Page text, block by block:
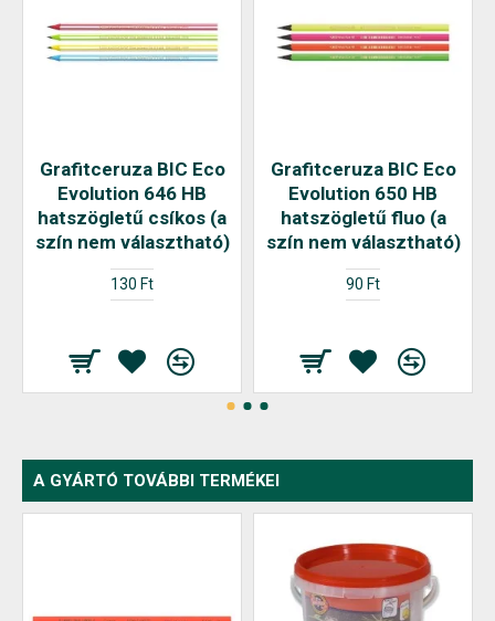
Grafitceruza BIC Eco
Evolution 646 HB
hatszögletű csíkos (a
szín nem választható)
130 Ft
Grafitceruza BIC Eco
Evolution 650 HB
hatszögletű fluo (a
szín nem választható)
90 Ft
A GYÁRTÓ TOVÁBBI TERMÉKEI